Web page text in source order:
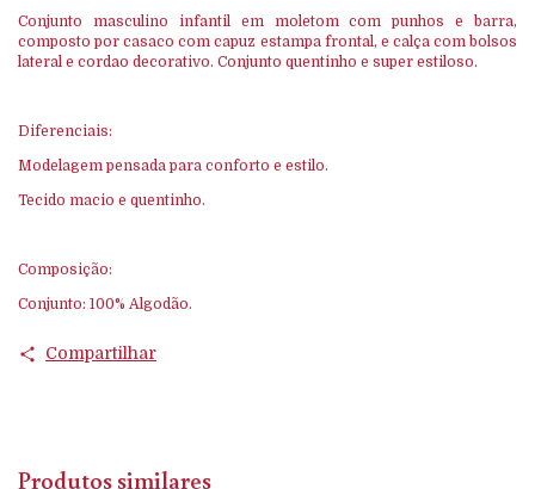
Conjunto masculino infantil em moletom com punhos e barra,
composto por casaco com capuz estampa frontal, e calça com bolsos
lateral e cordao decorativo. Conjunto quentinho e super estiloso.
Diferenciais:
Modelagem pensada para conforto e estilo.
Tecido macio e quentinho.
Composição:
Conjunto: 100% Algodão.
Compartilhar
Produtos similares